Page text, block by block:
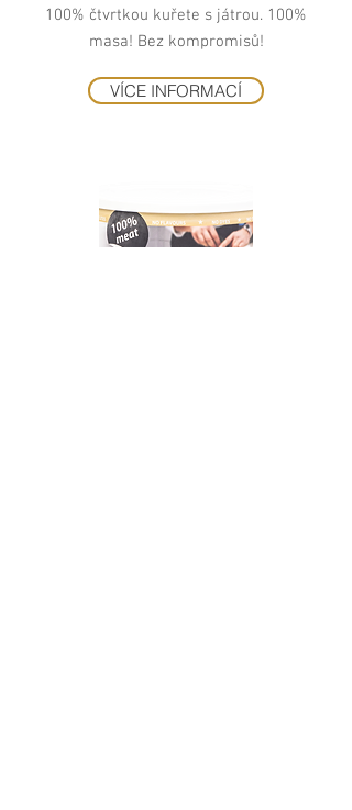
100% čtvrtkou kuřete s játrou. 100%
masa! Bez kompromisů!
VÍCE INFORMACÍ